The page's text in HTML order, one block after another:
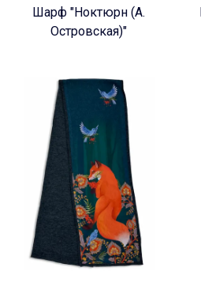
Шарф "Ноктюрн (А.
Островская)"